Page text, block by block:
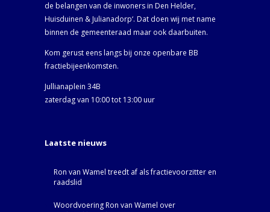
de belangen van de inwoners in Den Helder,
Huisduinen & Julianadorp‘. Dat doen wij met name
binnen de gemeenteraad maar ook daarbuiten.
Kom gerust eens langs bij onze openbare BB
fractiebijeenkomsten.
Jullianaplein 34B
zaterdag van 10:00 tot 13:00 uur
Laatste nieuws
Ron van Wamel treedt af als fractievoorzitter en
raadslid
Woordvoering Ron van Wamel over